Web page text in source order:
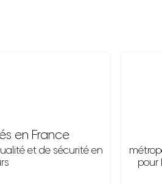
en France
et de sécurité en
pour